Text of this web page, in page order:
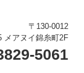
〒130-0012
メアヌイ錦糸町2F
5061